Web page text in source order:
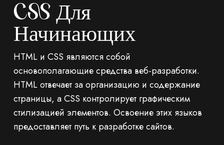
CSS Для
Начинающих
HTML и CSS являются собой
основополагающие средства веб-разработки.
HTML отвечает за организацию и содержание
страницы, а CSS контролирует графическим
стилизацией элементов. Освоение этих языков
предоставляет путь к разработке сайтов.